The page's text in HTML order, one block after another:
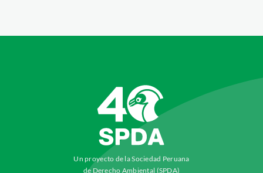
Un proyecto de la Sociedad Peruana
de Derecho Ambiental (SPDA)